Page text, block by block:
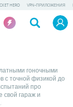
HERO VPN-ПРИЛОЖЕНИЯ
гоночными
с точной физикой до
про
свой гараж и